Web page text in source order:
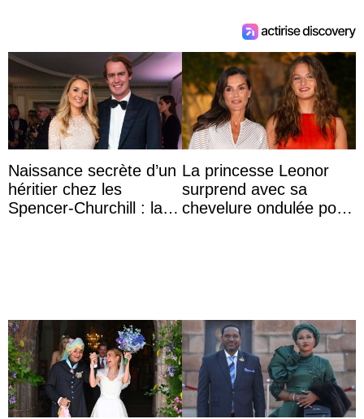
Naissance secrète d’un
héritier chez les
Spencer-Churchill : la
La princesse Leonor
surprend avec sa
chevelure ondulée pour